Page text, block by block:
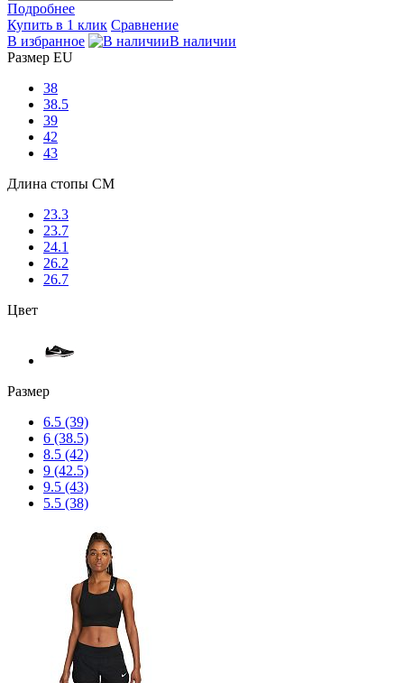
Подробнее
Купить в 1 клик Сравнение
В избранное
В наличии
Размер EU
38
38.5
39
42
43
Длина стопы CM
23.3
23.7
24.1
26.2
26.7
Цвет
Размер
6.5 (39)
6 (38.5)
8.5 (42)
9 (42.5)
9.5 (43)
5.5 (38)